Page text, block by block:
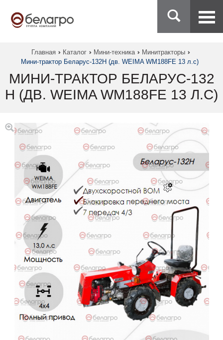
Главная Каталог Мини-техника
Минитракторы
Мини-трактор Беларус-132Н (дв. WEIMA WM188FE 13 л.с)
МИНИ-ТРАКТОР БЕЛАРУС-132
Н (ДВ. WEIMA WM188FE 13 Л.С)